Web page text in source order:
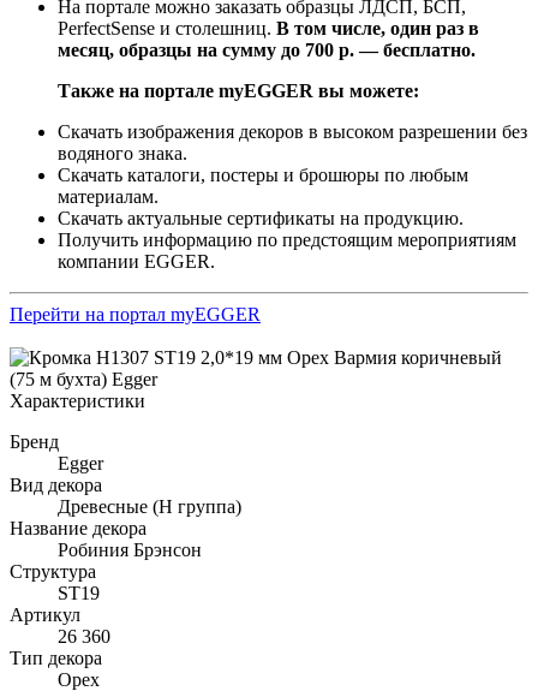
На портале можно заказать образцы ЛДСП, БСП,
PerfectSense и столешниц. В том числе, один раз в
месяц, образцы на сумму до 700 р. — бесплатно.
Также на портале myEGGER вы можете:
Скачать изображения декоров в высоком разрешении без
водяного знака.
Скачать каталоги, постеры и брошюры по любым
материалам.
Скачать актуальные сертификаты на продукцию.
Получить информацию по предстоящим мероприятиям
компании EGGER.
Перейти на портал myEGGER
Характеристики
Бренд
Egger
Вид декора
Древесные (Н группа)
Название декора
Робиния Брэнсон
Структура
ST19
Артикул
26 360
Тип декора
Орех